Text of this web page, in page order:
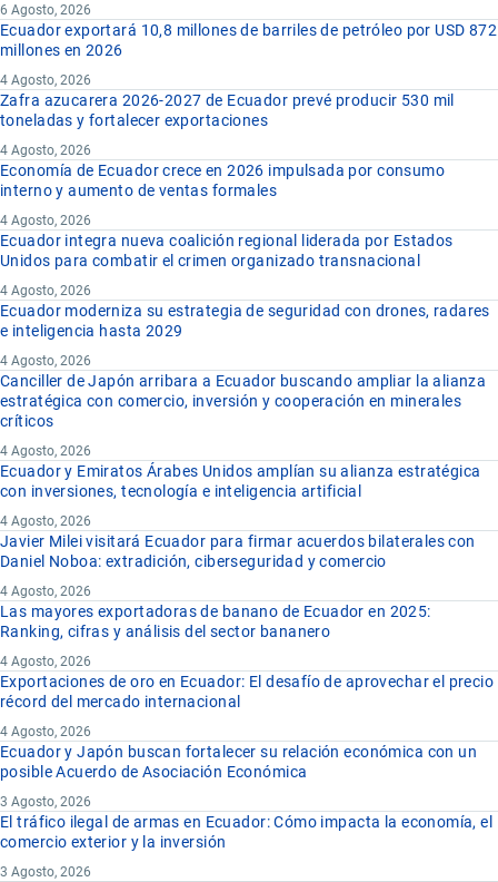
6 Agosto, 2026
Ecuador exportará 10,8 millones de barriles de petróleo por USD 872
millones en 2026
4 Agosto, 2026
Zafra azucarera 2026-2027 de Ecuador prevé producir 530 mil
toneladas y fortalecer exportaciones
4 Agosto, 2026
Economía de Ecuador crece en 2026 impulsada por consumo
interno y aumento de ventas formales
4 Agosto, 2026
Ecuador integra nueva coalición regional liderada por Estados
Unidos para combatir el crimen organizado transnacional
4 Agosto, 2026
Ecuador moderniza su estrategia de seguridad con drones, radares
e inteligencia hasta 2029
4 Agosto, 2026
Canciller de Japón arribara a Ecuador buscando ampliar la alianza
estratégica con comercio, inversión y cooperación en minerales
críticos
4 Agosto, 2026
Ecuador y Emiratos Árabes Unidos amplían su alianza estratégica
con inversiones, tecnología e inteligencia artificial
4 Agosto, 2026
Javier Milei visitará Ecuador para firmar acuerdos bilaterales con
Daniel Noboa: extradición, ciberseguridad y comercio
4 Agosto, 2026
Las mayores exportadoras de banano de Ecuador en 2025:
Ranking, cifras y análisis del sector bananero
4 Agosto, 2026
Exportaciones de oro en Ecuador: El desafío de aprovechar el precio
récord del mercado internacional
4 Agosto, 2026
Ecuador y Japón buscan fortalecer su relación económica con un
posible Acuerdo de Asociación Económica
3 Agosto, 2026
El tráfico ilegal de armas en Ecuador: Cómo impacta la economía, el
comercio exterior y la inversión
3 Agosto, 2026